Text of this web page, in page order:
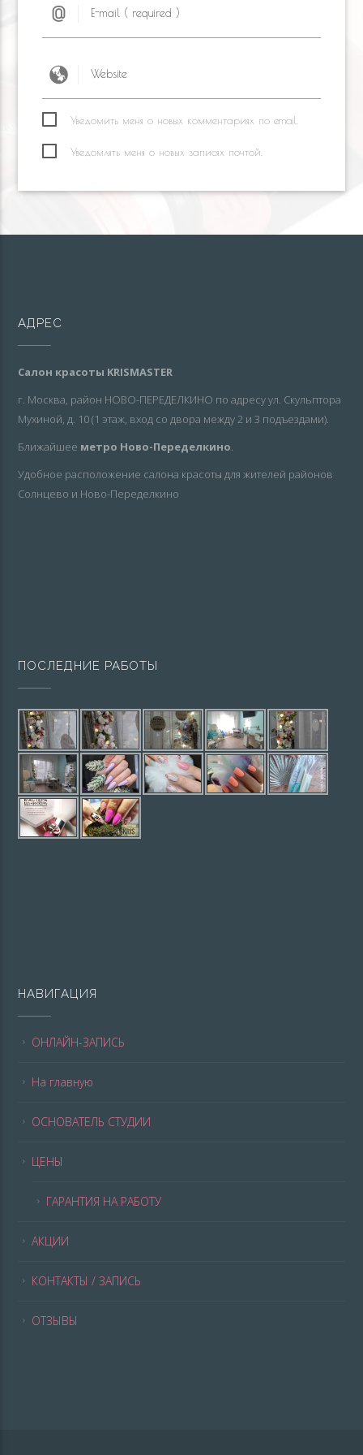
Уведомить меня о новых комментариях по email.
Уведомлять меня о новых записях почтой.
АДРЕС
Салон красоты KRISMASTER
г. Москва, район НОВО-ПЕРЕДЕЛКИНО по адресу ул. Скульптора
Мухиной, д. 10 (1 этаж, вход со двора между 2 и 3 подъездами).
Ближайшее метро Ново-Переделкино.
Удобное расположение салона красоты для жителей районов
Солнцево и Ново-Переделкино
ПОСЛЕДНИЕ РАБОТЫ
НАВИГАЦИЯ
ОНЛАЙН-ЗАПИСЬ
На главную
ОСНОВАТЕЛЬ СТУДИИ
ЦЕНЫ
ГАРАНТИЯ НА РАБОТУ
АКЦИИ
КОНТАКТЫ / ЗАПИСЬ
ОТЗЫВЫ